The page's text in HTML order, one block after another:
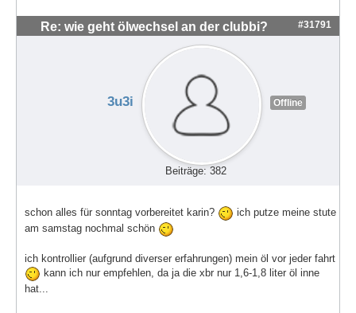
Re: wie geht ölwechsel an der clubbi? #31791
3u3i Offline
Beiträge: 382
schon alles für sonntag vorbereitet karin?
ich putze meine stute
am samstag nochmal schön
ich kontrollier (aufgrund diverser erfahrungen) mein öl vor jeder fahrt
kann ich nur empfehlen, da ja die xbr nur 1,6-1,8 liter öl inne
hat...